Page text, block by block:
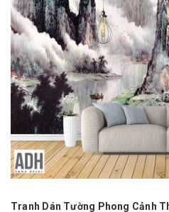
Tranh Dán Tường Phong Cảnh